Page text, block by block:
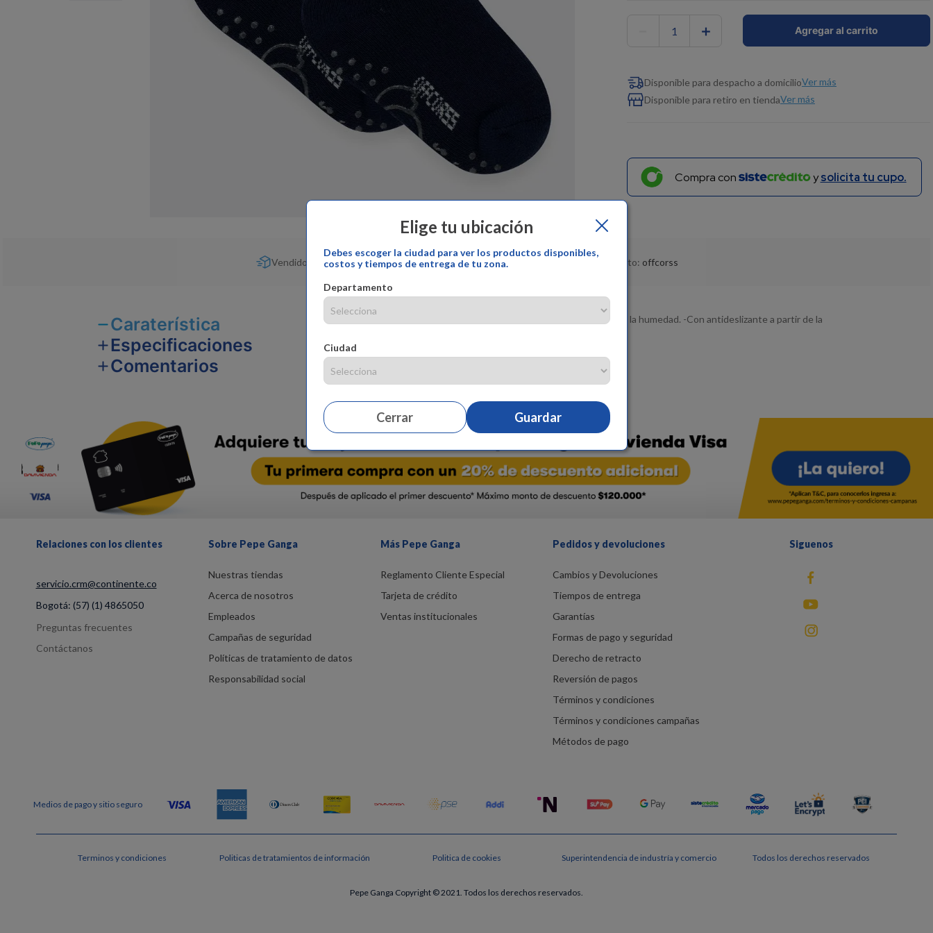
Elige tu ubicación
Debes escoger la ciudad para ver los productos disponibles,
costos y tiempos de entrega de tu zona.
Departamento
Ciudad
Cerrar Guardar
＋ Agregar al carrito
Disponible para despacho a domicilioVer más
Disponible para retiro en tiendaVer más
Compra con ysolicita tu cupo.
Vendido por:offcorss Cambios y devoluciones:offcorss Garantía del producto: offcorss
Caraterística
Especificaciones
Comentarios
Media corta con rayas -Elaborada con algodón -Fibra suave que absorbe la humedad. -Con antideslizante a partir de la
Relaciones con los clientes
servicio.crm@continente.co
Bogotá: (57) (1) 4865050
Preguntas frecuentes
Contáctanos
Sobre Pepe Ganga
Nuestras tiendas
Acerca de nosotros
Empleados
Campañas de seguridad
Políticas de tratamiento de datos
Responsabilidad social
Más Pepe Ganga
Reglamento Cliente Especial
Tarjeta de crédito
Ventas institucionales
Pedidos y devoluciones
Cambios y Devoluciones
Tiempos de entrega
Garantías
Formas de pago y seguridad
Derecho de retracto
Reversión de pagos
Términos y condiciones
Términos y condiciones campañas
Métodos de pago
Siguenos
fb
You Tube
instagram
Terminos y condiciones Politicas de tratamientos de información Politica de cookies Superintendencia de industría y comercio Todos los derechos reservados
Pepe Ganga Copyright © 2021. Todos los derechos reservados.